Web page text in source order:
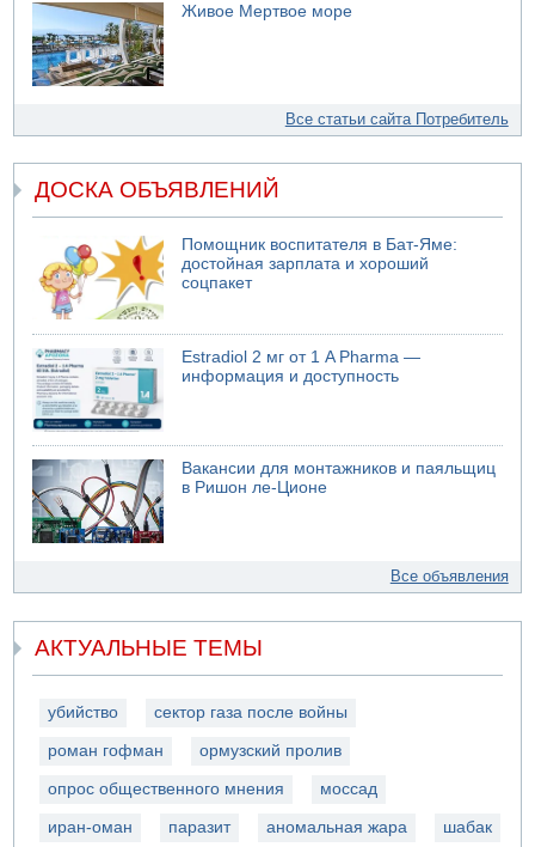
Живое Мертвое море
Все статьи сайта Потребитель
ДОСКА ОБЪЯВЛЕНИЙ
Помощник воспитателя в Бат-Яме:
достойная зарплата и хороший
соцпакет
Estradiol 2 мг от 1 A Pharma —
информация и доступность
Вакансии для монтажников и паяльщиц
в Ришон ле-Ционе
Все объявления
АКТУАЛЬНЫЕ ТЕМЫ
убийство сектор газа после войны
роман гофман ормузский пролив
опрос общественного мнения моссад
иран-оман паразит аномальная жара шабак